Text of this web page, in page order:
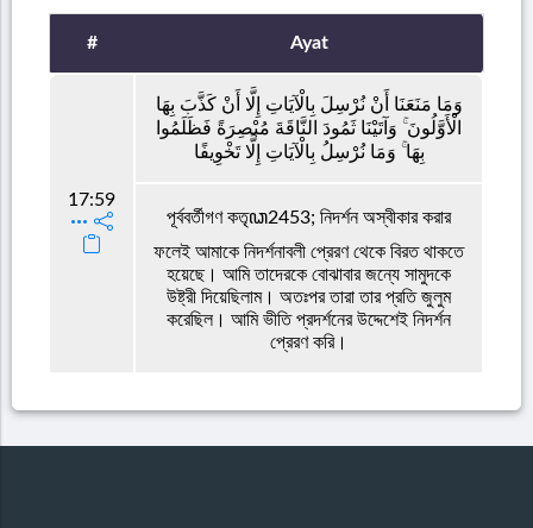
# Ayat
17:59
وَمَا مَنَعَنَا أَنْ نُرْسِلَ بِالْآيَاتِ إِلَّا أَنْ كَذَّبَ بِهَا
الْأَوَّلُونَ ۚ وَآتَيْنَا ثَمُودَ النَّاقَةَ مُبْصِرَةً فَظَلَمُوا
بِهَا ۚ وَمَا نُرْسِلُ بِالْآيَاتِ إِلَّا تَخْوِيفًا
পূর্ববর্তীগণ কতৃꦣ2453; নিদর্শন অস্বীকার করার
ফলেই আমাকে নিদর্শনাবলী প্রেরণ থেকে বিরত থাকতে
হয়েছে। আমি তাদেরকে বোঝাবার জন্যে সামুদকে
উষ্ট্রী দিয়েছিলাম। অতঃপর তারা তার প্রতি জুলুম
করেছিল। আমি ভীতি প্রদর্শনের উদ্দেশেই নিদর্শন
প্রেরণ করি।